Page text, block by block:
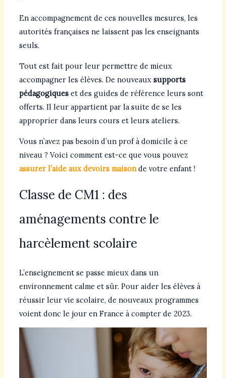
En accompagnement de ces nouvelles mesures, les
autorités françaises ne laissent pas les enseignants
seuls.
Tout est fait pour leur permettre de mieux
accompagner les élèves. De nouveaux supports
pédagogiqueset des guides de référence leurs sont
offerts. Il leur appartient par la suite de se les
approprier dans leurs cours et leurs ateliers.
Vous n’avez pas besoin d’un prof à domicile à ce
niveau ? Voici comment est-ce que vous pouvez
assurer l’aide aux devoirs maisonde votre enfant !
Classe de CM1 : des
aménagements contre le
harcèlement scolaire
L’enseignement se passe mieux dans un
environnement calme et sûr. Pour aider les élèves à
réussir leur vie scolaire, de nouveaux programmes
voient donc le jour en France à compter de 2023.